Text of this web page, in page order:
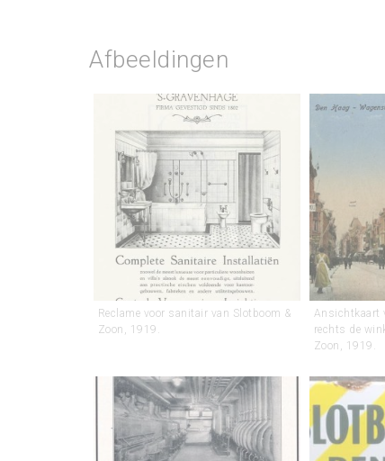
Afbeeldingen
Reclame voor sanitair van Slotboom &
Zoon, 1919.
Ansichtkaart
rechts de
Zoon, 1919.